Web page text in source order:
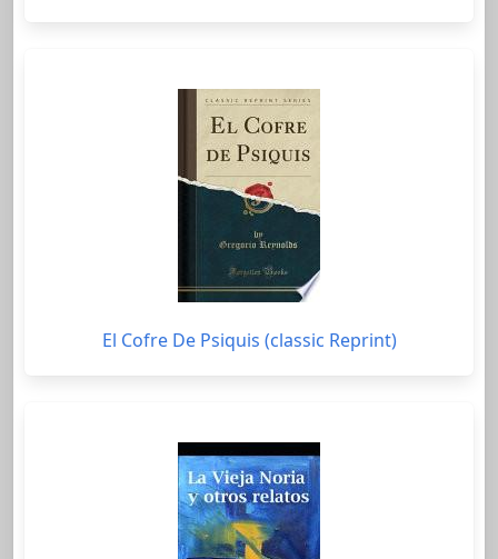
El Cofre De Psiquis (classic Reprint)